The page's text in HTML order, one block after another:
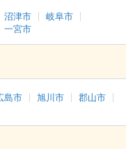
沼津市
岐阜市
一宮市
島市 旭川市
郡山市